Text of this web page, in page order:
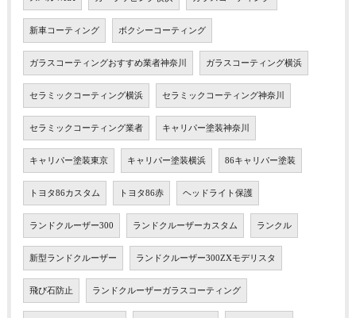
新車コーティング ボクシーコーティング
ガラスコーティングおすすめ業者神奈川 ガラスコーティング横浜
セラミックコーティング横浜 セラミックコーティング神奈川
セラミックコーティング業者 キャリパー塗装神奈川
キャリパー塗装東京 キャリパー塗装横浜 86キャリパー塗装
トヨタ86カスタム トヨタ86赤 ヘッドライト保護
ランドクルーザー300 ランドクルーザーカスタム ランクル
新型ランドクルーザー ランドクルーザー300ZXモデリスタ
飛び石防止 ランドクルーザーガラスコーティング